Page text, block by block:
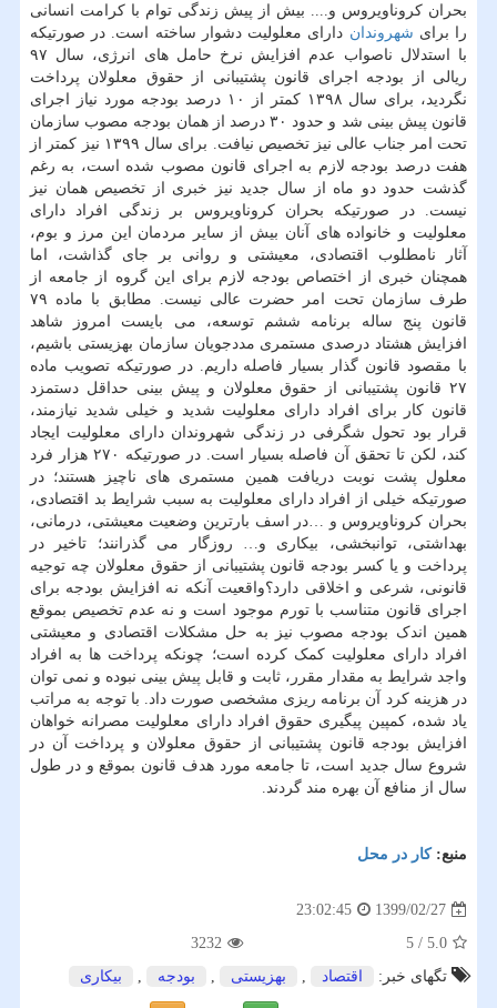
بحران کروناویروس و.... بیش از پیش زندگی توام با کرامت انسانی
را برای شهروندان دارای معلولیت دشوار ساخته است. در صورتیکه
با استدلال ناصواب عدم افزایش نرخ حامل های انرژی، سال ۹۷
ریالی از بودجه اجرای قانون پشتیبانی از حقوق معلولان پرداخت
نگردید، برای سال ۱۳۹۸ کمتر از ۱۰ درصد بودجه مورد نیاز اجرای
قانون پیش بینی شد و حدود ۳۰ درصد از همان بودجه مصوب سازمان
تحت امر جناب عالی نیز تخصیص نیافت. برای سال ۱۳۹۹ نیز کمتر از
هفت درصد بودجه لازم به اجرای قانون مصوب شده است، به رغم
گذشت حدود دو ماه از سال جدید نیز خبری از تخصیص همان نیز
نیست. در صورتیکه بحران کروناویروس بر زندگی افراد دارای
معلولیت و خانواده های آنان بیش از سایر مردمان این مرز و بوم،
آثار نامطلوب اقتصادی، معیشتی و روانی بر جای گذاشت، اما
همچنان خبری از اختصاص بودجه لازم برای این گروه از جامعه از
طرف سازمان تحت امر حضرت عالی نیست. مطابق با ماده ۷۹
قانون پنج ساله برنامه ششم توسعه، می بایست امروز شاهد
افزایش هشتاد درصدی مستمری مددجویان سازمان بهزیستی باشیم،
با مقصود قانون گذار بسیار فاصله داریم. در صورتیکه تصویب ماده
۲۷ قانون پشتیبانی از حقوق معلولان و پیش بینی حداقل دستمزد
قانون کار برای افراد دارای معلولیت شدید و خیلی شدید نیازمند،
قرار بود تحول شگرفی در زندگی شهروندان دارای معلولیت ایجاد
کند، لکن تا تحقق آن فاصله بسیار است. در صورتیکه ۲۷۰ هزار فرد
معلول پشت نوبت دریافت همین مستمری های ناچیز هستند؛ در
صورتیکه خیلی از افراد دارای معلولیت به سبب شرایط بد اقتصادی،
بحران کروناویروس و …در اسف بارترین وضعیت معیشتی، درمانی،
بهداشتی، توانبخشی، بیکاری و… روزگار می گذرانند؛ تاخیر در
پرداخت و یا کسر بودجه قانون پشتیبانی از حقوق معلولان چه توجیه
قانونی، شرعی و اخلاقی دارد؟واقعیت آنکه نه افزایش بودجه برای
اجرای قانون متناسب با تورم موجود است و نه عدم تخصیص بموقع
همین اندک بودجه مصوب نیز به حل مشکلات اقتصادی و معیشتی
افراد دارای معلولیت کمک کرده است؛ چونکه پرداخت ها به افراد
واجد شرایط به مقدار مقرر، ثابت و قابل پیش بینی نبوده و نمی توان
در هزینه کرد آن برنامه ریزی مشخصی صورت داد. با توجه به مراتب
یاد شده، کمپین پیگیری حقوق افراد دارای معلولیت مصرانه خواهان
افزایش بودجه قانون پشتیبانی از حقوق معلولان و پرداخت آن در
شروع سال جدید است، تا جامعه مورد هدف قانون بموقع و در طول
سال از منافع آن بهره مند گردند.
منبع:كار در محل
1399/02/27
23:02:45
5.0
/
5
3232
تگهای خبر:
اقتصاد , بهزیستی , بودجه , بیكاری